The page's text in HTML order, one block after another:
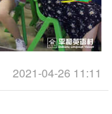
2021-04-26 11:11